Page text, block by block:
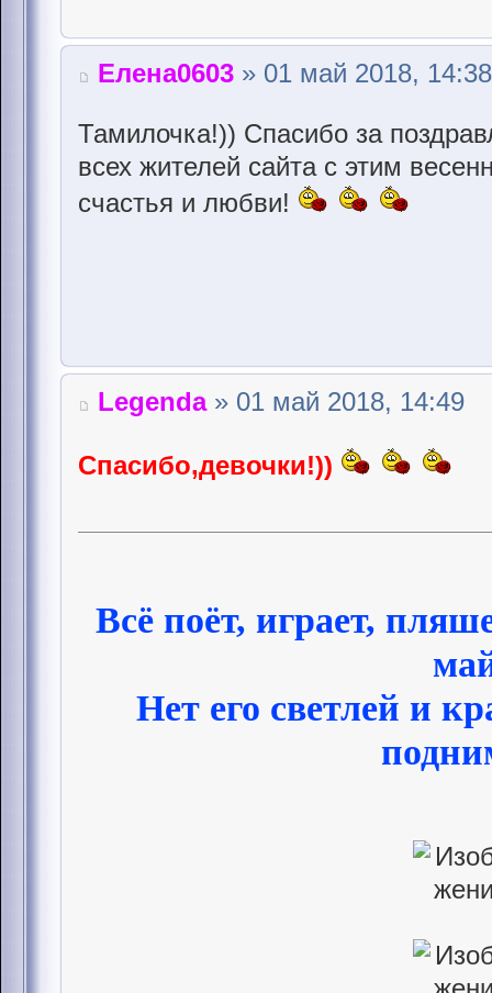
Елена0603 » 01 май 2018, 14:38
Тамилочка!)) Спасибо за
всех жителей сайта с этим
счастья и любви!
Legenda» 01 май 2018, 14:49
Спасибо,девочки!))
Всё поёт, играет,
Нет его светлей и